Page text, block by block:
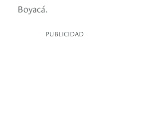
Boyacá.
PUBLICIDAD